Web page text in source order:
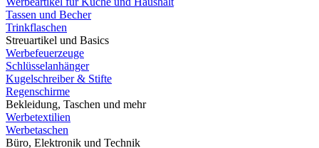
Tassen und Becher
Trinkflaschen
Streuartikel und Basics
Werbefeuerzeuge
Schlüsselanhänger
Kugelschreiber & Stifte
Regenschirme
Bekleidung, Taschen und mehr
Werbetextilien
Werbetaschen
Büro, Elektronik und Technik